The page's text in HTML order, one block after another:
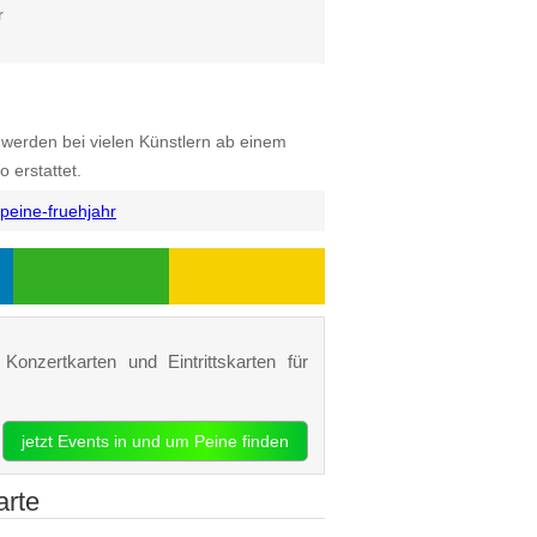
bei vielen Künstlern ab einem
erstattet.
fruehjahr
und Eintrittskarten für
jetzt Events in und um Peine finden